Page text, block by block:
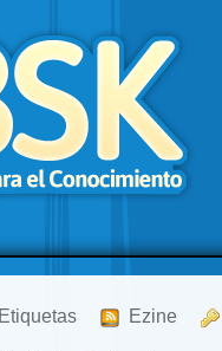
Etiquetas Ezine